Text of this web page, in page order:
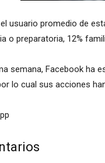
usuario promedio de
o preparatoria, 12%
semana, Facebook ha
lo cual sus acciones